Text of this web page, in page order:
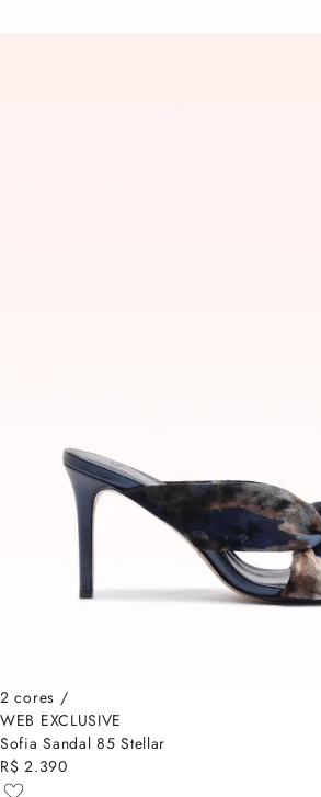
2 cores /
WEB EXCLUSIVE
Sofia Sandal 85 Stellar
R$ 2.390